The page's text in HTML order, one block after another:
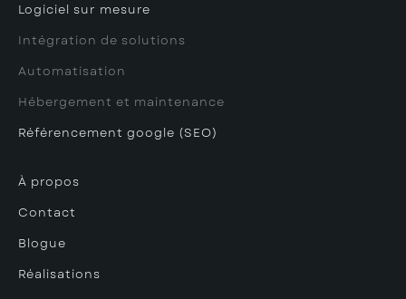
Logiciel sur mesure
Intégration de solutions
Automatisation
Hébergement et maintenance
Référencement google (SEO)
À propos
Contact
Blogue
Réalisations